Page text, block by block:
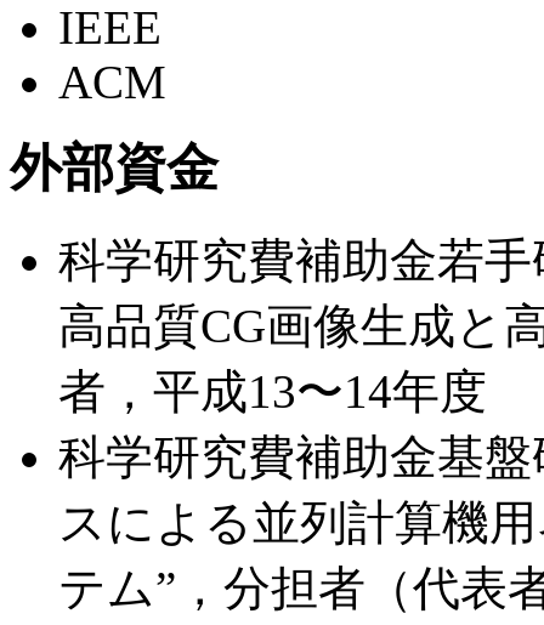
IEEE
ACM
外部資金
科学研究費補助金若
高品質CG画像生成と
者，平成13〜14年度
科学研究費補助金基
スによる並列計算機
テム”，分担者（代表